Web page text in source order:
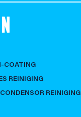
COATING
REINIGING
REINIGING